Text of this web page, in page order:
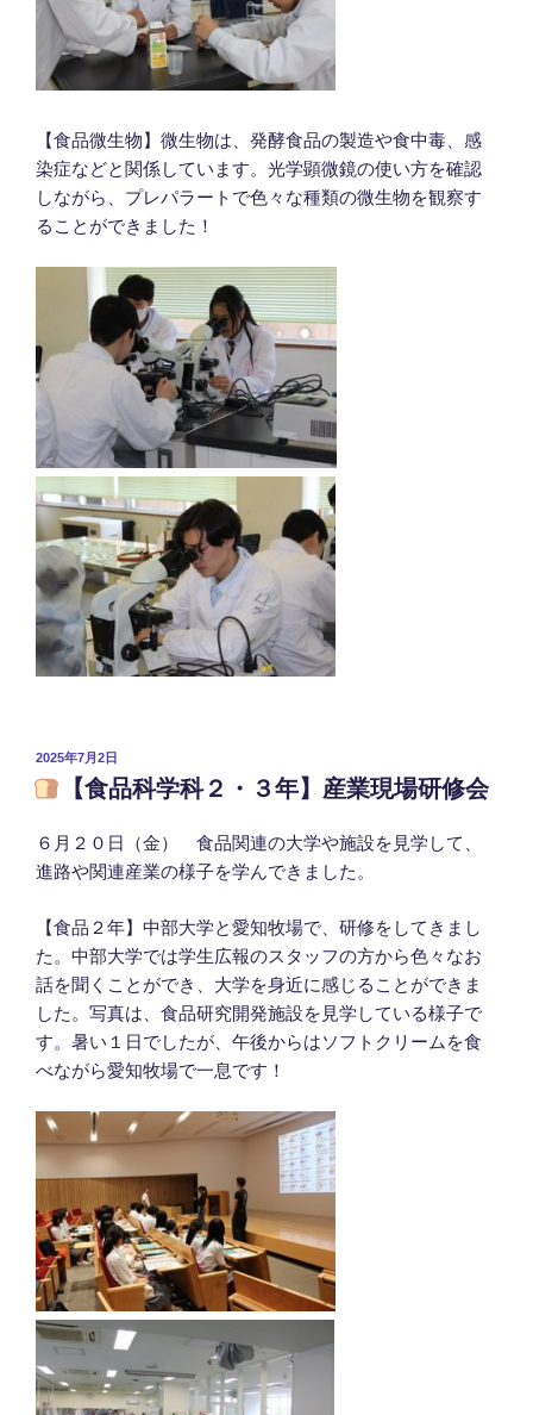
【食品微生物】微生物は、発酵食品の製造や食中毒、感
染症などと関係しています。光学顕微鏡の使い方を確認
しながら、プレパラートで色々な種類の微生物を観察す
ることができました！
投
稿
日:
2025年7月2日
【食品科学科２・３年】産業現場研修会
６月２０日（金） 食品関連の大学や施設を見学して、
進路や関連産業の様子を学んできました。
【食品２年】中部大学と愛知牧場で、研修をしてきまし
た。中部大学では学生広報のスタッフの方から色々なお
話を聞くことができ、大学を身近に感じることができま
した。写真は、食品研究開発施設を見学している様子で
す。暑い１日でしたが、午後からはソフトクリームを食
べながら愛知牧場で一息です！